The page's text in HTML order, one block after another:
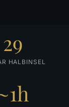
29
HALBINSEL